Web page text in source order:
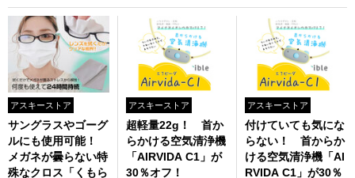
アスキーストア
サングラスやゴーグ
ルにも使用可能！
メガネが曇らない特
殊なクロス「くもら
アスキーストア
超軽量22g！ 首か
らかける空気清浄機
「AIRVIDA C1」が
30％オフ！
アスキーストア
付けていても気にな
らない！ 首からか
ける空気清浄機「AI
RVIDA C1」が30％